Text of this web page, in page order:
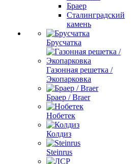
Браер
Сталинградский
камень
Брусчатка
Газонная решетка /
Экопарковка
Браер / Braer
Нобетек
Колдиз
Steinrus